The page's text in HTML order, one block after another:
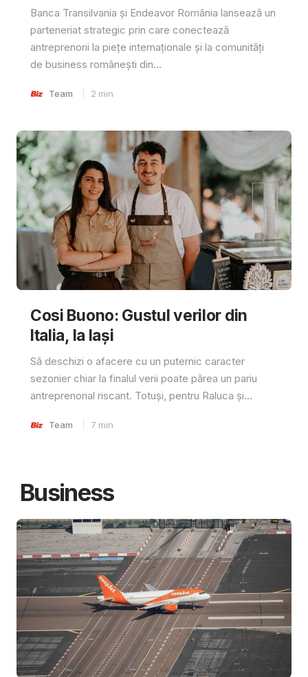
Banca Transilvania și Endeavor România lansează un
parteneriat strategic prin care conectează
antreprenorii la piețe internaționale și la comunități
de business românești din...
Team 2 min
Cosi Buono: Gustul verilor din
Italia, la Iași
Să deschizi o afacere cu un puternic caracter
sezonier chiar la finalul verii poate părea un pariu
antreprenorial riscant. Totuși, pentru Raluca și...
Team 7 min
Business